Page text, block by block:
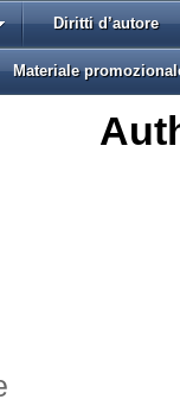
Diritti d’autore
Materiale